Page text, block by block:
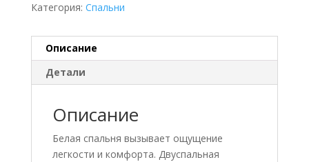
Категория: Спальни
Описание
Детали
Описание
Белая спальня вызывает ощущение
легкости и комфорта. Двуспальная